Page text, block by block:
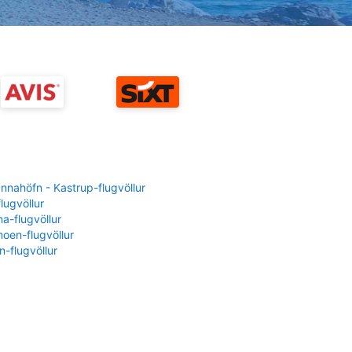
- Kastrup-flugvöllur
flugvöllur
flugvöllur
flugvöllur